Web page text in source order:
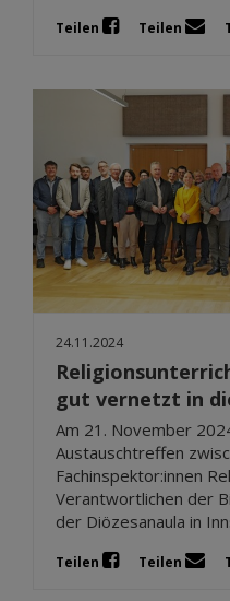
Teilen Teilen
24.11.2024
gut vernetzt in
Am 21. November
Austauschtreffen
Fachinspektor:innen
Verantwortlichen der
der Diözesanaula in
Teilen Teilen